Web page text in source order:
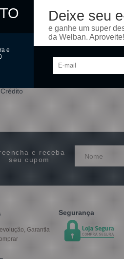
e
Deixe seu
e ganhe um super
da Welban.
e receba
seu cupom
Garantia
Segurança